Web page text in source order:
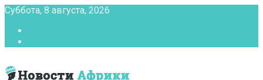
Суббота, 8 августа, 2026